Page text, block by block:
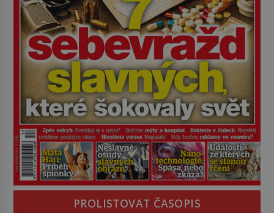
PROLISTOVAT ČASOPIS